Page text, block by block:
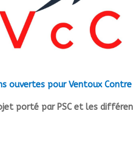
ouvertes pour Ventoux Contre
porté par PSC et les